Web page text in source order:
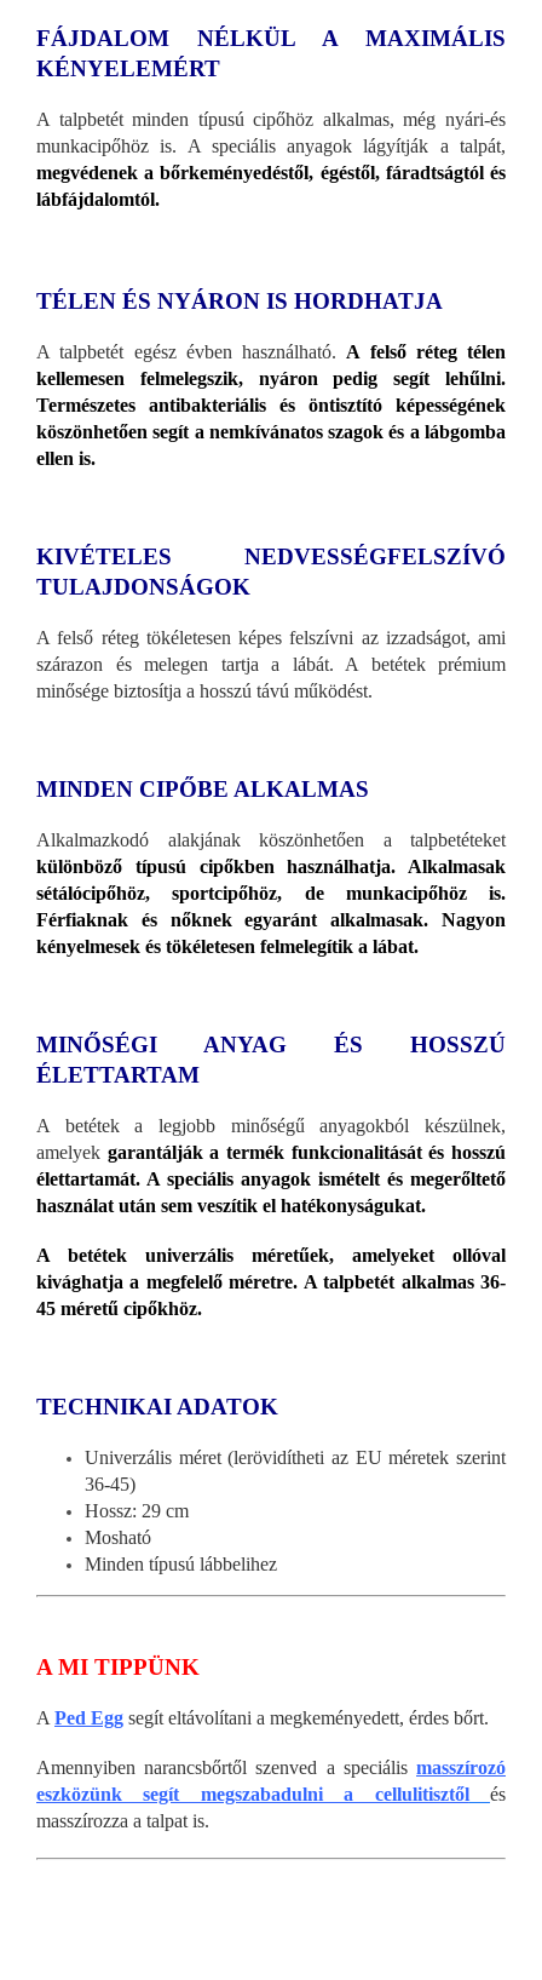
FÁJDALOM NÉLKÜL A MAXIMÁLIS
KÉNYELEMÉRT
A talpbetét minden típusú cipőhöz alkalmas, még nyári-és
munkacipőhöz is. A speciális anyagok lágyítják a talpát,
megvédenek a bőrkeményedéstől, égéstől, fáradtságtól és
lábfájdalomtól.
TÉLEN ÉS NYÁRON IS HORDHATJA
A talpbetét egész évben használható. A felső réteg télen
kellemesen felmelegszik, nyáron pedig segít lehűlni.
Természetes antibakteriális és öntisztító képességének
köszönhetően segít a nemkívánatos szagok és a lábgomba
ellen is.
KIVÉTELES NEDVESSÉGFELSZÍVÓ
TULAJDONSÁGOK
A felső réteg tökéletesen képes felszívni az izzadságot, ami
szárazon és melegen tartja a lábát. A betétek prémium
minősége biztosítja a hosszú távú működést.
MINDEN CIPŐBE ALKALMAS
Alkalmazkodó alakjának köszönhetően a talpbetéteket
különböző típusú cipőkben használhatja. Alkalmasak
sétálócipőhöz, sportcipőhöz, de munkacipőhöz is.
Férfiaknak és nőknek egyaránt alkalmasak. Nagyon
kényelmesek és tökéletesen felmelegítik a lábat.
MINŐSÉGI ANYAG ÉS HOSSZÚ
ÉLETTARTAM
A betétek a legjobb minőségű anyagokból készülnek,
amelyek garantálják a termék funkcionalitását és hosszú
élettartamát. A speciális anyagok ismételt és megerőltető
használat után sem veszítik el hatékonyságukat.
A betétek univerzális méretűek, amelyeket ollóval
kivághatja a megfelelő méretre. A talpbetét alkalmas 36-
45 méretű cipőkhöz.
TECHNIKAI ADATOK
Univerzális méret (lerövidítheti az EU méretek szerint
36-45)
Hossz: 29 cm
Mosható
Minden típusú lábbelihez
A MI TIPPÜNK
A Ped Egg segít eltávolítani a megkeményedett, érdes bőrt.
Amennyiben narancsbőrtől szenved a speciális masszírozó
eszközünk segít megszabadulni a cellulitisztől
és
masszírozza a talpat is.